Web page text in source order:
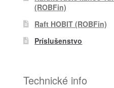
(ROBFin)
Raft HOBIT (ROBFin)
Príslušenstvo
Technické info